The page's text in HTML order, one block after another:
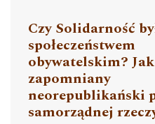
Czy Solidarność
społeczeństwem
obywatelskim?
zapomniany
neorepublikański
samorządnej